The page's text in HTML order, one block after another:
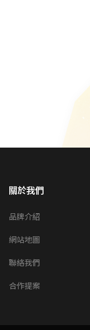
關於我們
品牌介紹
網站地圖
聯絡我們
合作提案